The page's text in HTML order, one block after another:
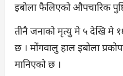
इबोला फैलिएको औपचारिक
तीनै जनाको मृत्यु मे ५ देखि मे
छ । मोंगवालु हाल इबोला
मानिएको छ ।